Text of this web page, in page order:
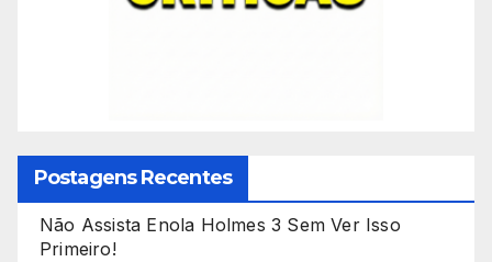
Postagens Recentes
Não Assista Enola Holmes 3 Sem Ver Isso
Primeiro!